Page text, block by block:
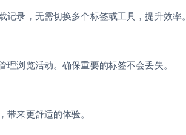
录，无需切换多个标签或工具，提升效率。
浏览活动。确保重要的标签不会丢失。
来更舒适的体验。